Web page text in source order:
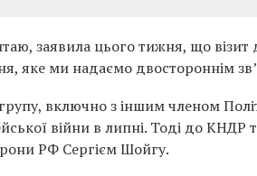
заявила цього тижня, що візит
яке ми надаємо двостороннім
включно з іншим членом
війни в липні. Тоді до КНДР
РФ Сергієм Шойгу.